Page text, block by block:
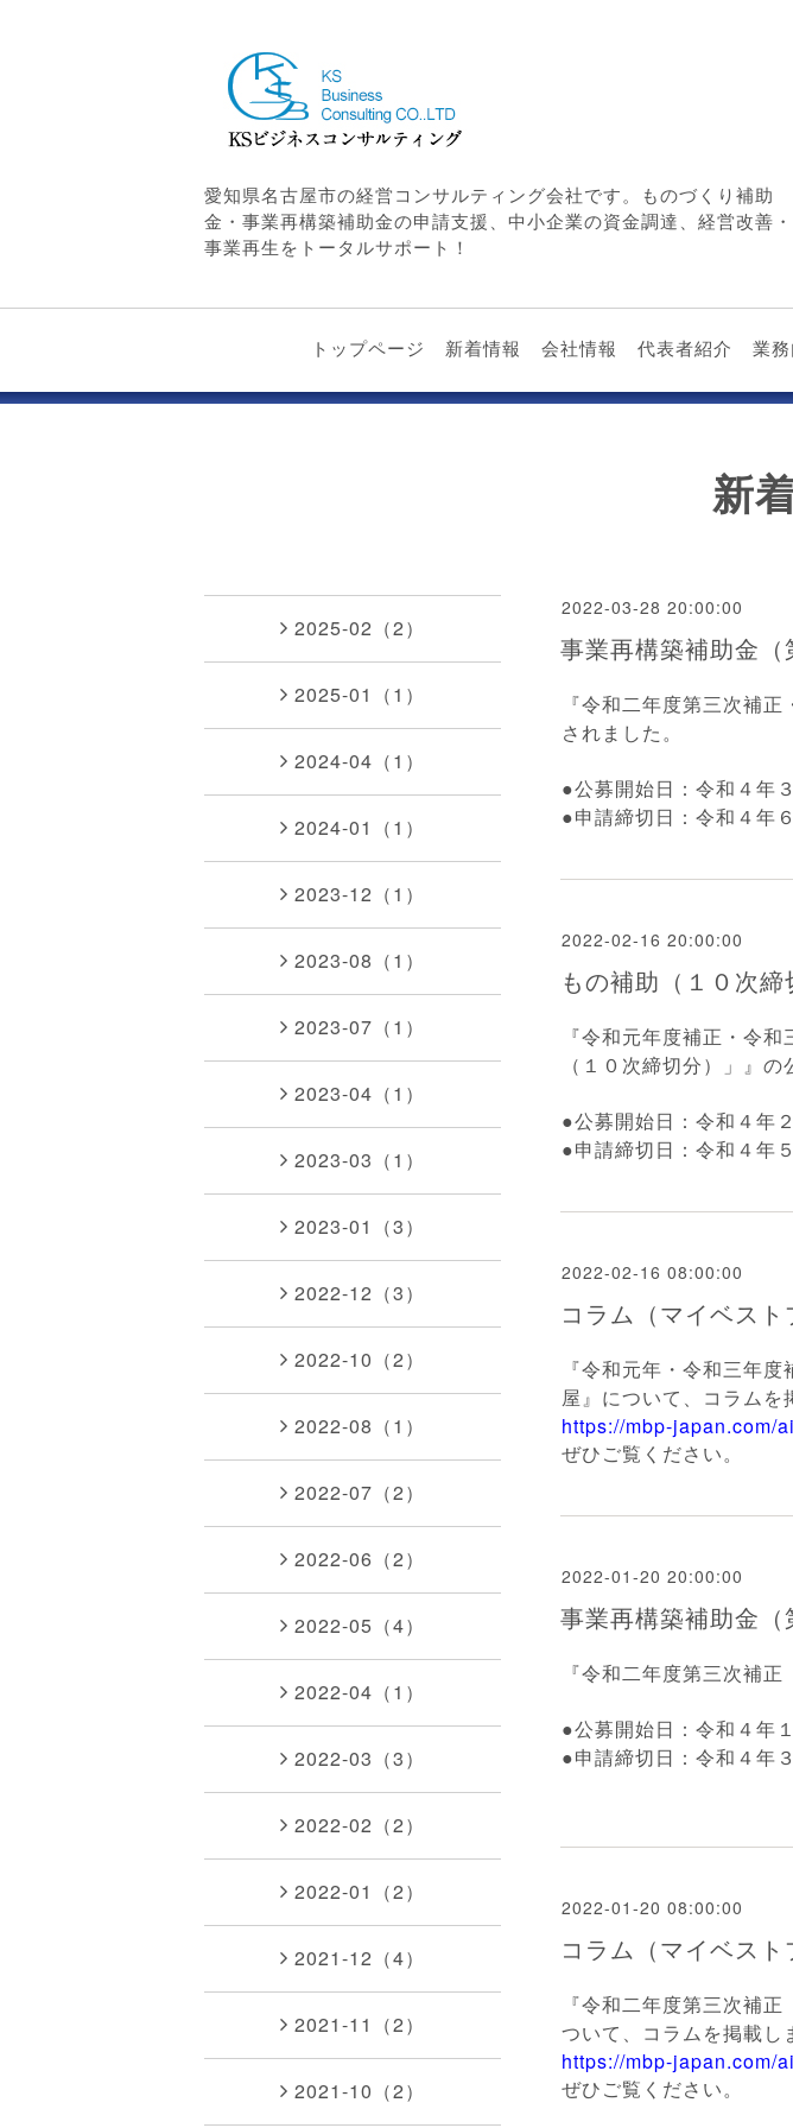
愛知県名古屋市の経営コンサルティング会社です。ものづくり補助
金・事業再構築補助金の申請支援、中小企業の資金調達、経営改善・
事業再生をトータルサポート！
トップページ 新着情報 会社情報 代表者紹介 業
新
2022-03-28 20:00:00
事業再構築補助金（
『令和二年度第三次補正
されました。
●公募開始日：令和４年
●申請締切日：令和４年
2022-02-16 20:00:00
もの補助（１０次締
『令和元年度補正・令和
（１０次締切分）
」』の
●公募開始日：令和４年
●申請締切日：令和４年
2022-02-16 08:00:00
コラム（マイベスト
『令和元年・令和三年
屋』について、コラムを
https://mbp-japan.com/
ぜひご覧ください。
2022-01-20 20:00:00
事業再構築補助金（
『令和二年度第三次補正
●公募開始日：令和４年
●申請締切日：令和４年
2022-01-20 08:00:00
コラム（マイベスト
『令和二年度第三次補
ついて、コラムを掲載し
https://mbp-japan.com/
ぜひご覧ください。
2025-02（2）
2025-01（1）
2024-04（1）
2024-01（1）
2023-12（1）
2023-08（1）
2023-07（1）
2023-04（1）
2023-03（1）
2023-01（3）
2022-12（3）
2022-10（2）
2022-08（1）
2022-07（2）
2022-06（2）
2022-05（4）
2022-04（1）
2022-03（3）
2022-02（2）
2022-01（2）
2021-12（4）
2021-11（2）
2021-10（2）